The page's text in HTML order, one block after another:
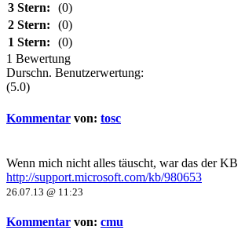
3 Stern:
(0)
2 Stern:
(0)
1 Stern:
(0)
1 Bewertung
Durschn. Benutzerwertung:
(5.0)
Kommentar von: tosc
Wenn mich nicht alles täuscht, war das der KB
http://support.microsoft.com/kb/980653
26.07.13 @ 11:23
Kommentar von: cmu